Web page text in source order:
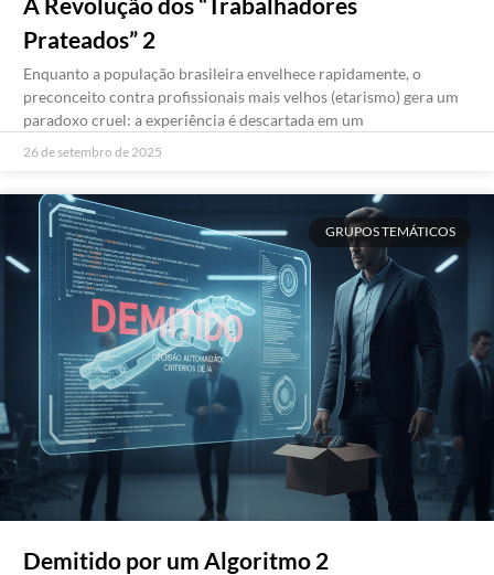
Prateados” 2
Enquanto a população brasileira envelhece rapidamente, o
preconceito contra profissionais mais velhos (etarismo) gera um
paradoxo cruel: a experiência é descartada em um
26 de setembro de 2025
GRUPOS TEMÁTICOS
Demitido por um Algoritmo 2